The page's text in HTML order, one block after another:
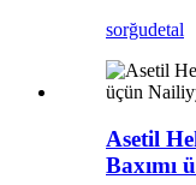
sorğudetal
Asetil
Baxımı